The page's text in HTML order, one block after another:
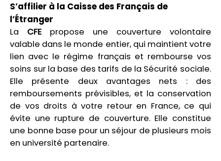
S’affilier à la Caisse des Français de
l’Étranger
La CFE propose une couverture volontaire
valable dans le monde entier, qui maintient votre
lien avec le régime français et rembourse vos
soins sur la base des tarifs de la Sécurité sociale.
Elle présente deux avantages nets : des
remboursements prévisibles, et la conservation
de vos droits à votre retour en France, ce qui
évite une rupture de couverture. Elle constitue
une bonne base pour un séjour de plusieurs mois
en université partenaire.